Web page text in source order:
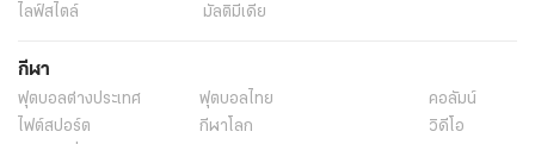
ไลฟ์สไตล์
มัลติมีเดีย
กีฬา
ฟุตบอลต่่างประเทศ ฟุตบอลไทย
คอลัมน์
ไฟต์สปอร์ต
กีฬาโลก
วิดีโอ